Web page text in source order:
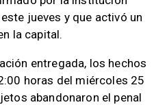
jueves y que activó un
la capital.
entregada, los hechos
horas del miércoles 25
abandonaron el penal